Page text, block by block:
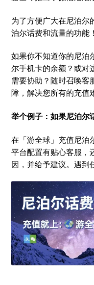
为了方便广大在尼泊尔
泊尔话费和流量的功能！
如果你不知道你的尼泊
尔手机卡的余额？或对
需要协助？随时召唤客
障，解决您所有的充值
举个例子：如果尼泊尔
在「游全球」充值尼泊
平台配置有贴心客服，
因，并给予建议。遇到